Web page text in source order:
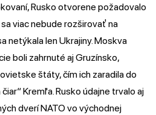
Rusko otvorene požadovalo
viac nebude rozširovať na
netýkala len Ukrajiny. Moskva
boli zahrnuté aj Gruzínsko,
štáty, čím ich zaradila do
Kremľa. Rusko údajne trvalo aj
dverí NATO vo východnej